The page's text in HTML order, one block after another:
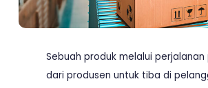
Sebuah produk melalui perjalanan
dari produsen untuk tiba di